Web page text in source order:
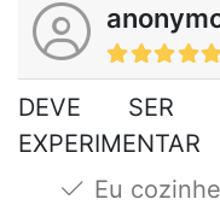
DEVE SER
EXPERIMENTAR
Eu